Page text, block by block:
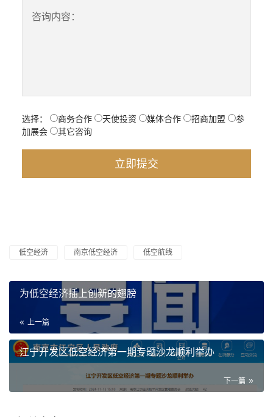
咨询内容：
选择： 商务合作 天使投资 媒体合作 招商加盟
参
加展会
其它咨询
低空经济 南京低空经济 低空航线
为低空经济插上创新的翅膀
上一篇
江宁开发区低空经济第一期专题沙龙顺利举办
下一篇